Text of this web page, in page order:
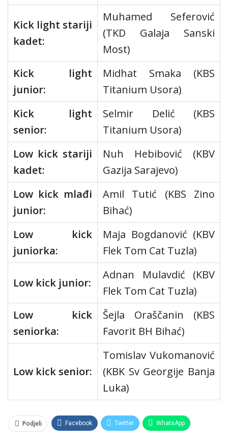
Kick light stariji
kadet:
Muhamed Seferović
(TKD Galaja Sanski
Most)
Kick light
junior:
Midhat Smaka (KBS
Titanium Usora)
Kick light
senior:
Selmir Delić (KBS
Titanium Usora)
Low kick stariji
kadet:
Nuh Hebibović (KBV
Gazija Sarajevo)
Low kick mlađi
junior:
Amil Tutić (KBS Zino
Bihać)
Low kick
juniorka:
Maja Bogdanović (KBV
Flek Tom Cat Tuzla)
Low kick junior:
Adnan Mulavdić (KBV
Flek Tom Cat Tuzla)
Low kick
seniorka:
Šejla Oraščanin (KBS
Favorit BH Bihać)
Low kick senior:
Tomislav Vukomanović
(KBK Sv Georgije Banja
Luka)
Podjeli Facebook Twitter WhatsApp